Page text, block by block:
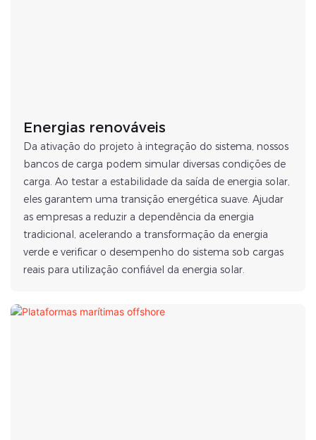
Energias renováveis
Da ativação do projeto à integração do sistema, nossos
bancos de carga podem simular diversas condições de
carga. Ao testar a estabilidade da saída de energia solar,
eles garantem uma transição energética suave. Ajudar
as empresas a reduzir a dependência da energia
tradicional, acelerando a transformação da energia
verde e verificar o desempenho do sistema sob cargas
reais para utilização confiável da energia solar.